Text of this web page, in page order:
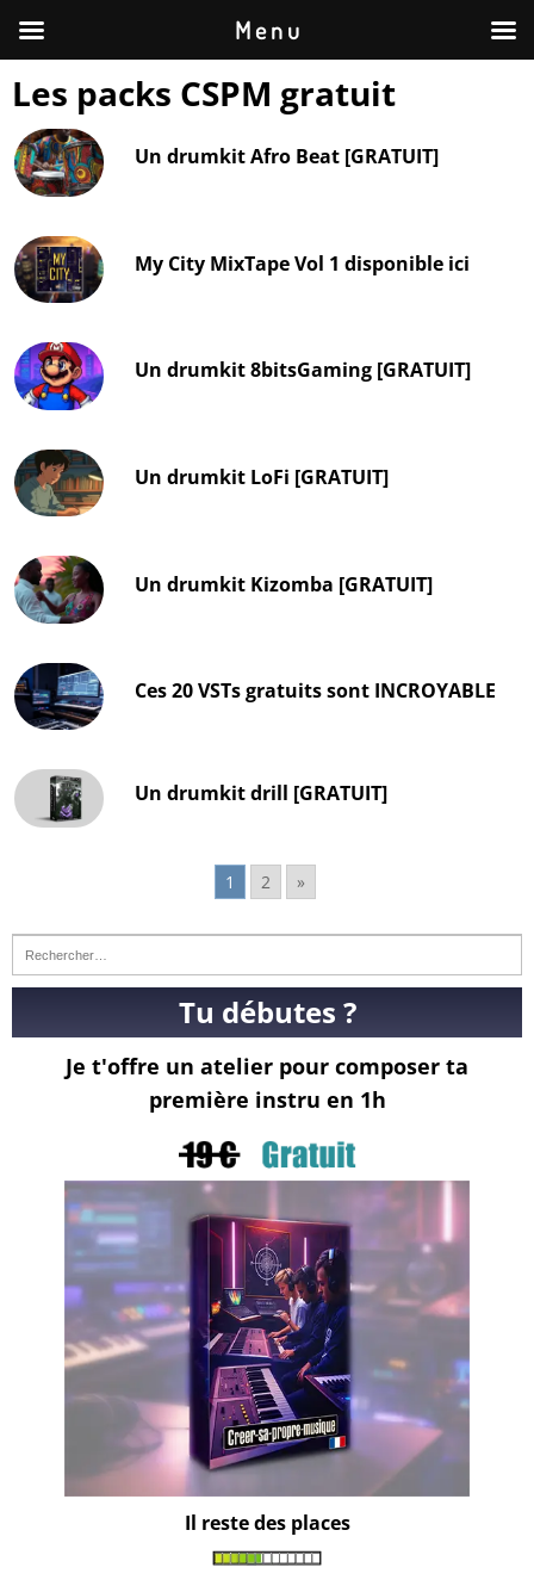
Les packs CSPM gratuit
Un drumkit Afro Beat [GRATUIT]
My City MixTape Vol 1 disponible ici
Un drumkit 8bitsGaming [GRATUIT]
Un drumkit LoFi [GRATUIT]
Un drumkit Kizomba [GRATUIT]
Ces 20 VSTs gratuits sont INCROYABLE
Un drumkit drill [GRATUIT]
1 2 »
Tu débutes ?
Je t'offre un atelier pour composer ta
première instru en 1h
Il reste des places
M e n u